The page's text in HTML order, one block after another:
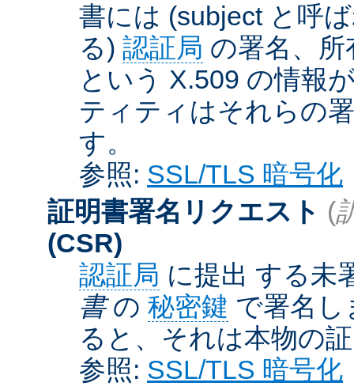
書には (subject と呼
る) 認証局 の署名、
という X.509 の情報
ティティはそれらの
す。
参照: SSL/TLS 暗号化
証明書署名リクエスト (
(CSR)
認証局 に提出 する未
書の 秘密鍵 で署名し
ると、それは本物の
参照: SSL/TLS 暗号化